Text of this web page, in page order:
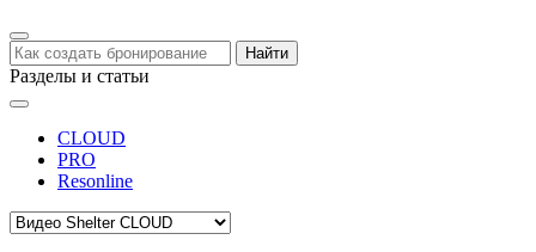
Найти
Разделы и статьи
CLOUD
PRO
Resonline